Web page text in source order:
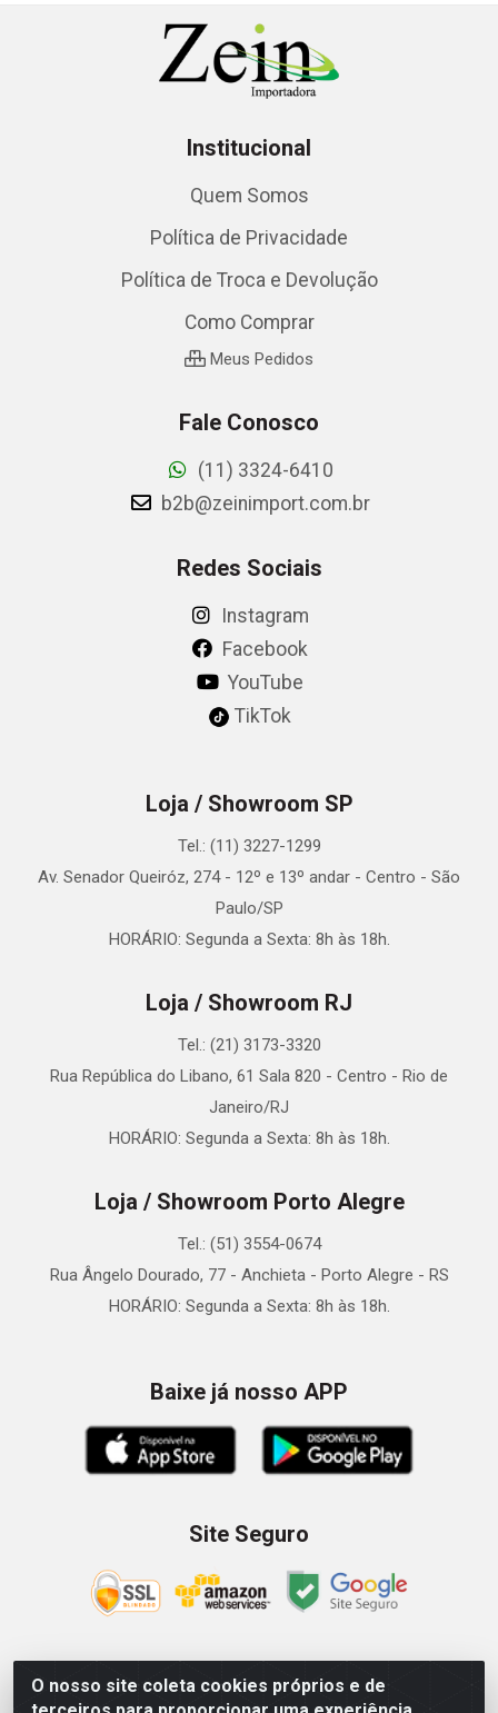
O nosso site coleta cookies próprios e de
Institucional
Quem Somos
Política de Privacidade
Política de Troca e Devolução
Como Comprar
Meus Pedidos
Fale Conosco
(11) 3324-6410
b2b@zeinimport.com.br
Redes Sociais
Instagram
Facebook
YouTube
TikTok
Loja / Showroom SP
Tel.: (11) 3227-1299
Av. Senador Queiróz, 274 - 12º e 13º andar - Centro - São
Paulo/SP
HORÁRIO: Segunda a Sexta: 8h às 18h.
Loja / Showroom RJ
Tel.: (21) 3173-3320
Rua República do Libano, 61 Sala 820 - Centro - Rio de
Janeiro/RJ
HORÁRIO: Segunda a Sexta: 8h às 18h.
Loja / Showroom Porto Alegre
Tel.: (51) 3554-0674
Rua Ângelo Dourado, 77 - Anchieta - Porto Alegre - RS
HORÁRIO: Segunda a Sexta: 8h às 18h.
Baixe já nosso APP
Site Seguro
Zein Importação e Comércio LTDA - Av. Senador Queiróz, 274